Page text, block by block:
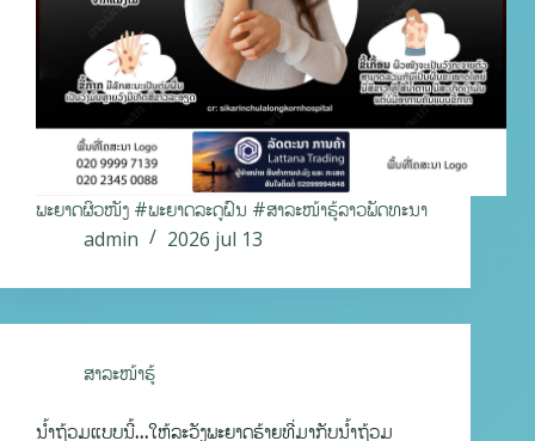
ພະຍາດຜິວໜັງ #ພະຍາດລະດູຝົນ #ສາລະໜ້າຮູ້ລາວພັດທະນາ
admin
2026 jul 13
ສາລະໜ້າຮູ້
ນໍ້າຖ້ວມແບບນີ້…ໃຫ້ລະວັງພະຍາດຮ້າຍທີ່ມາກັບນໍ້າຖ້ວມ